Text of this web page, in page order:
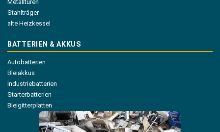
Metalltüren
Stahlträger
alte Heizkessel
BATTERIEN & AKKUS
Autobatterien
Bleiakkus
Industriebatterien
Starterbatterien
Bleigitterplatten